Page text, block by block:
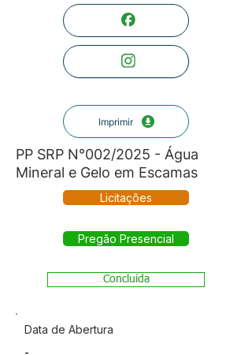
Imprimir
PP SRP N°002/2025 - Água
Mineral e Gelo em Escamas
Licitações
Pregão Presencial
Concluída
Data de Abertura
-